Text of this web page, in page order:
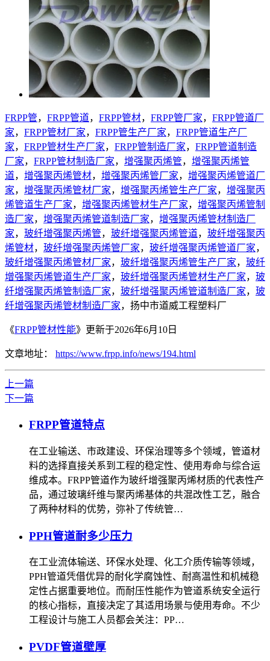
FRPP管， FRPP管道， FRPP管材， FRPP管厂家， FRPP管道厂
家， FRPP管材厂家， FRPP管生产厂家， FRPP管道生产厂
家， FRPP管材生产厂家， FRPP管制造厂家， FRPP管道制造
厂家， FRPP管材制造厂家， 增强聚丙烯管， 增强聚丙烯管
道， 增强聚丙烯管材， 增强聚丙烯管厂家， 增强聚丙烯管道厂
家， 增强聚丙烯管材厂家， 增强聚丙烯管生产厂家， 增强聚丙
烯管道生产厂家， 增强聚丙烯管材生产厂家， 增强聚丙烯管制
造厂家， 增强聚丙烯管道制造厂家， 增强聚丙烯管材制造厂
家， 玻纤增强聚丙烯管， 玻纤增强聚丙烯管道， 玻纤增强聚丙
烯管材， 玻纤增强聚丙烯管厂家， 玻纤增强聚丙烯管道厂家，
玻纤增强聚丙烯管材厂家， 玻纤增强聚丙烯管生产厂家， 玻纤
增强聚丙烯管道生产厂家， 玻纤增强聚丙烯管材生产厂家， 玻
纤增强聚丙烯管制造厂家， 玻纤增强聚丙烯管道制造厂家， 玻
纤增强聚丙烯管材制造厂家，扬中市道威工程塑料厂
《FRPP管材性能》更新于2026年6月10日
文章地址： https://www.frpp.info/news/194.html
上一篇
下一篇
FRPP管道特点
在工业输送、市政建设、环保治理等多个领域，管道材
料的选择直接关系到工程的稳定性、使用寿命与综合运
维成本。FRPP管道作为玻纤增强聚丙烯材质的代表性产
品，通过玻璃纤维与聚丙烯基体的共混改性工艺，融合
了两种材料的优势，弥补了传统管…
PPH管道耐多少压力
在工业流体输送、环保水处理、化工介质传输等领域，
PPH管道凭借优异的耐化学腐蚀性、耐高温性和机械稳
定性占据重要地位。而耐压性能作为管道系统安全运行
的核心指标，直接决定了其适用场景与使用寿命。不少
工程设计与施工人员都会关注：PP…
PVDF管道壁厚